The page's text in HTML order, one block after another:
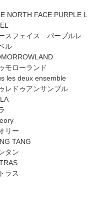
NORTH FACE PURPLE L
スフェイス パープルレ
ル
モローランド
les deux ensemble
レドゥアンサンブル
リー
TANG
タン
ラス